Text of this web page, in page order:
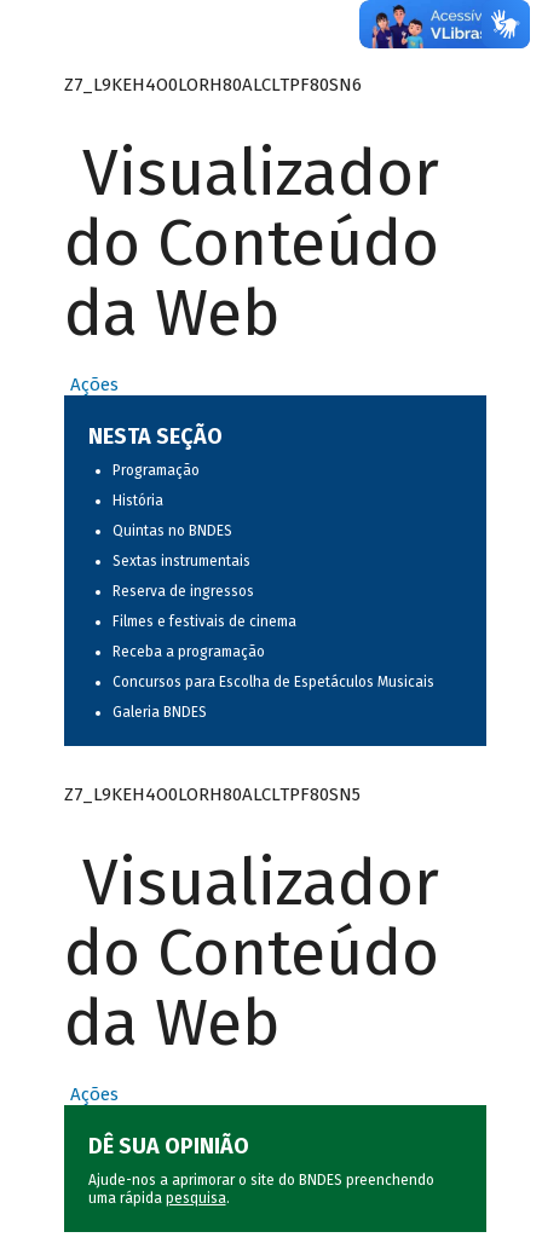
Z7_L9KEH4O0LORH80ALCLTPF80SN6
Visualizador
do Conteúdo
da Web
Ações
NESTA SEÇÃO
Programação
História
Quintas no BNDES
Sextas instrumentais
Reserva de ingressos
Filmes e festivais de cinema
Receba a programação
Concursos para Escolha de Espetáculos Musicais
Galeria BNDES
Z7_L9KEH4O0LORH80ALCLTPF80SN5
Visualizador
do Conteúdo
da Web
Ações
DÊ SUA OPINIÃO
Ajude-nos a aprimorar o site do BNDES preenchendo
uma rápida pesquisa.